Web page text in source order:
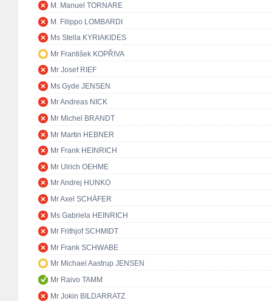
M. Manuel TORNARE
M. Filippo LOMBARDI
Ms Stella KYRIAKIDES
Mr František KOPŘIVA
Mr Josef RIEF
Ms Gyde JENSEN
Mr Andreas NICK
Mr Michel BRANDT
Mr Martin HEBNER
Mr Frank HEINRICH
Mr Ulrich OEHME
Mr Andrej HUNKO
Mr Axel SCHÄFER
Ms Gabriela HEINRICH
Mr Frithjof SCHMIDT
Mr Frank SCHWABE
Mr Michael Aastrup JENSEN
Mr Raivo TAMM
Mr Jokin BILDARRATZ